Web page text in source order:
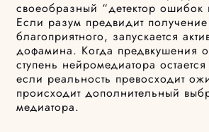
своеобразный “детектор ошибок
Если разум предвидит получение
благоприятного, запускается
дофамина. Когда предвкушения
ступень нейромедиатора
если реальность превосходит
происходит дополнительный
медиатора.